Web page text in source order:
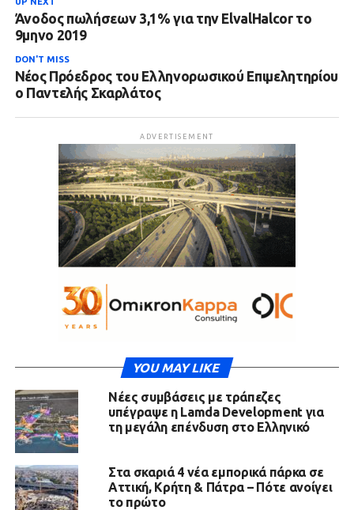
Άνοδος πωλήσεων 3,1% για την ElvalHalcor το
9μηνο 2019
DON'T MISS
Νέος Πρόεδρος του Ελληνορωσικού Επιμελητηρίου
ο Παντελής Σκαρλάτος
ADVERTISEMENT
YOU MAY LIKE
Νέες συμβάσεις με τράπεζες
υπέγραψε η Lamda Development για
τη μεγάλη επένδυση στο Ελληνικό
Στα σκαριά 4 νέα εμπορικά πάρκα σε
Αττική, Κρήτη & Πάτρα – Πότε ανοίγει
το πρώτο